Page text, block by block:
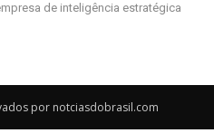
de inteligência estratégica
por notciasdobrasil.com